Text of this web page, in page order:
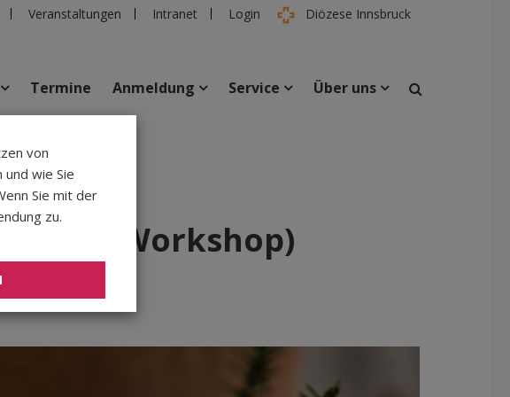
Veranstaltungen Intranet Login Diözese Innsbruck
Termine Anmeldung Service Über uns
(Workshop)
von
wie Sie
Sie mit der
zu.